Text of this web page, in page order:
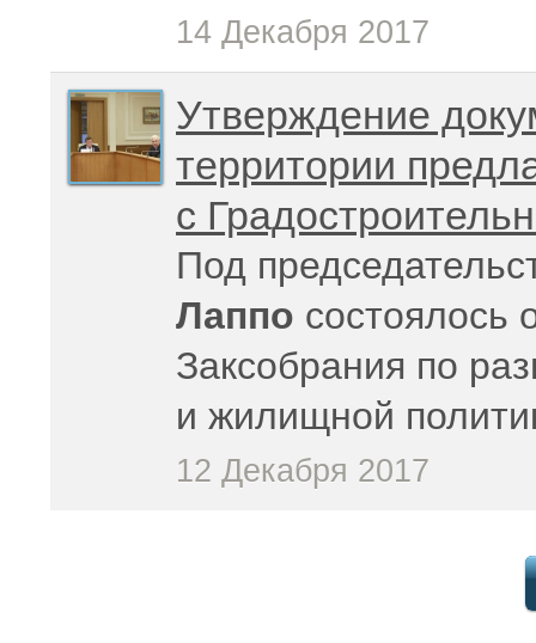
14 Декабря 2017
Утверждение
территории
с
Под
Лаппо состоялось
Заксобрания по
и жилищной
12 Декабря 2017